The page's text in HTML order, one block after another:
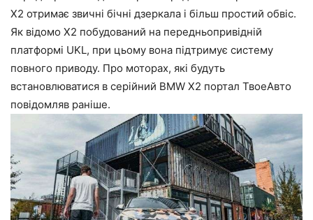
X2 отримає звичні бічні дзеркала і більш простий обвіс.
Як відомо X2 побудований на передньопривідній
платформі UKL, при цьому вона підтримує систему
повного приводу. Про моторах, які будуть
встановлюватися в серійний BMW X2 портал ТвоеАвто
повідомляв раніше.